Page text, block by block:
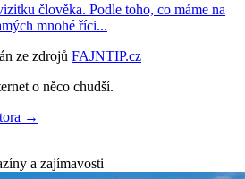
člověka. Podle toho, co máme na
mnohé říci...
ze zdrojů FAJNTIP.cz
o něco chudší.
→
a zajímavosti